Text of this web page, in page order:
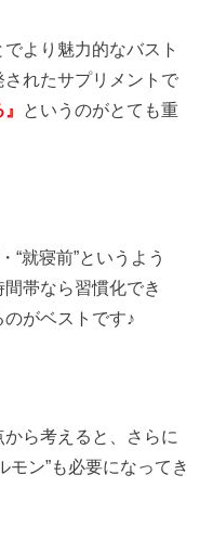
より魅力的なバスト
れたサプリメントで
というのがとても重
“就寝前”というよう
帯なら習慣化でき
がベストです♪
ら考えると、さらに
モン”も必要になってき